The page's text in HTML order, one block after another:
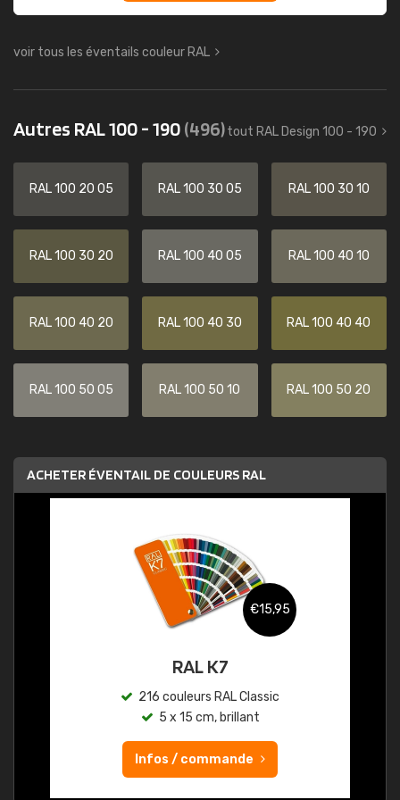
voir tous les éventails couleur RAL
Autres RAL 100 - 190(496)tout RAL Design 100 - 190
RAL 100 20 05 RAL 100 30 05 RAL 100 30 10
RAL 100 30 20 RAL 100 40 05 RAL 100 40 10
RAL 100 40 20 RAL 100 40 30 RAL 100 40 40
RAL 100 50 05 RAL 100 50 10 RAL 100 50 20
ACHETER ÉVENTAIL DE COULEURS RAL
€15,95
RAL K7
216 couleurs RAL Classic
5 x 15 cm, brillant
Infos / commande